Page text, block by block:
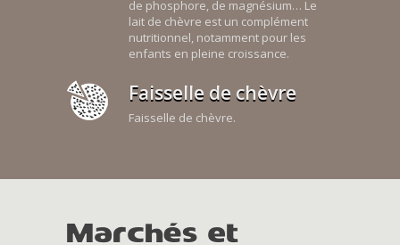
de phosphore, de magnésium… Le
lait de chèvre est un complément
nutritionnel, notamment pour les
enfants en pleine croissance.
Faisselle de chèvre
Faisselle de chèvre.
Marchés et